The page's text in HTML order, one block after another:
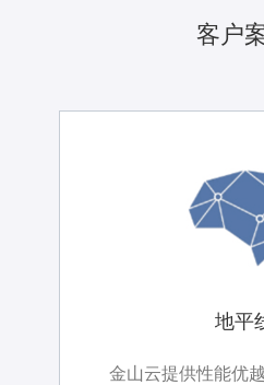
客户
创新奇
金山云通过IDC机
地平
金山云提供性能优
创新奇
金山云通过IDC机
地平
金山云提供性能优